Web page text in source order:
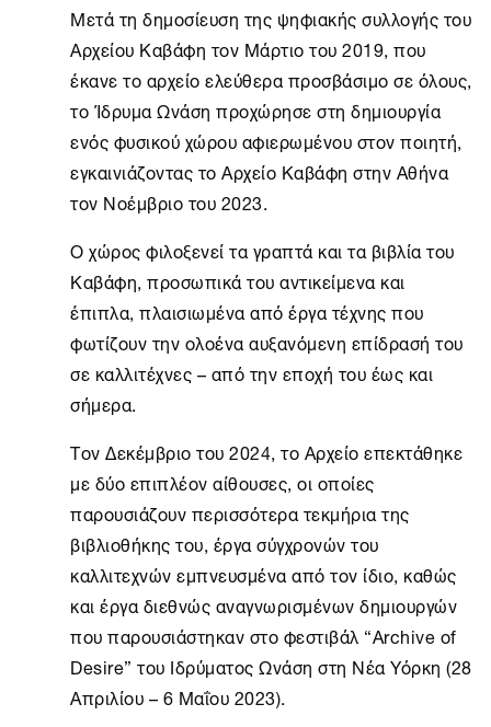
Μετά τη δημοσίευση της ψηφιακής συλλογής του
Αρχείου Καβάφη τον Μάρτιο του 2019, που
έκανε το αρχείο ελεύθερα προσβάσιμο σε όλους,
τοΊδρυμα Ωνάση προχώρησε στη δημιουργία
ενός φυσικού χώρου αφιερωμένου στον ποιητή,
εγκαινιάζοντας τοΑρχείο Καβάφη στηνΑθήνα
τον Νοέμβριο του 2023.
Ο χώρος φιλοξενεί τα γραπτά και τα βιβλία του
Καβάφη, προσωπικά του αντικείμενα και
έπιπλα, πλαισιωμένα από έργα τέχνης που
φωτίζουν την ολοένα αυξανόμενη επίδρασή του
σε καλλιτέχνες – από την εποχή του έως και
σήμερα.
Τον Δεκέμβριο του 2024, το Αρχείο επεκτάθηκε
με δύο επιπλέον αίθουσες, οι οποίες
παρουσιάζουν περισσότερα τεκμήρια της
βιβλιοθήκης του, έργα σύγχρονών του
καλλιτεχνών εμπνευσμένα από τον ίδιο, καθώς
και έργα διεθνώς αναγνωρισμένων δημιουργών
που παρουσιάστηκαν στο φεστιβάλ “Archive of
Desire” του Ιδρύματος Ωνάση στη Νέα Υόρκη (28
Απριλίου – 6 Μαΐου 2023).